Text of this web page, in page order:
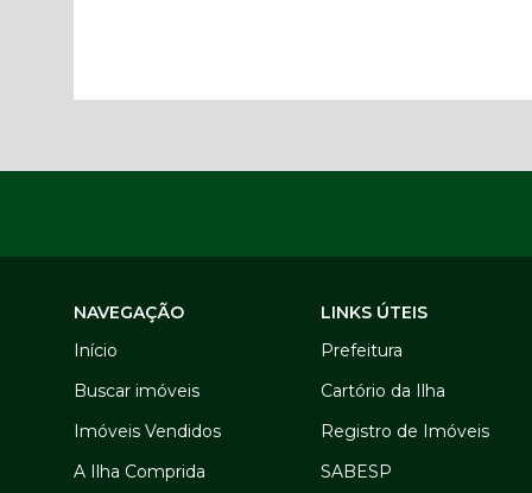
NAVEGAÇÃO
Início
Buscar imóveis
Imóveis Vendidos
A Ilha Comprida
LINKS ÚTEIS
Prefeitura
Cartório da Ilha
Registro de Imóveis
SABESP